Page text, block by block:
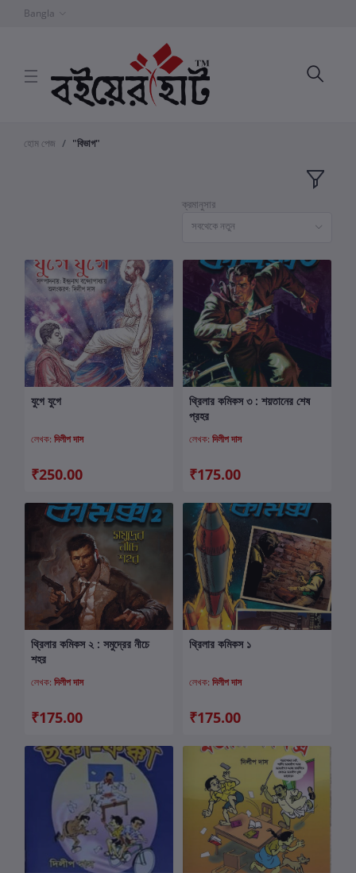
Bangla
হোম পেজ "বিভাগ"
ক্রমানুসার
সবথেকে নতুন
যুগে যুগে
লেখক: দিলীপ দাস
₹250.00
কার্টে যোগ করুন
থ্রিলার কমিকস ৩ : শয়তানের শেষ
প্রহর
লেখক: দিলীপ দাস
₹175.00
কার্টে যোগ করুন
থ্রিলার কমিকস ২ : সমুদ্রের নীচে
শহর
লেখক: দিলীপ দাস
₹175.00
কার্টে যোগ করুন
থ্রিলার কমিকস ১
লেখক: দিলীপ দাস
₹175.00